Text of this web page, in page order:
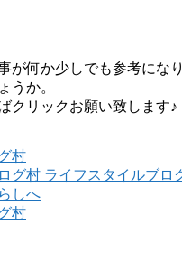
が何か少しでも参考になり
でしょうか。
クリックお願い致します♪
村
村